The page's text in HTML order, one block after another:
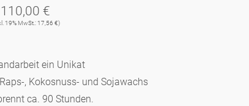
110,00 €
19% MwSt.: 17,56 €)
ein Unikat
, Kokosnuss- und Sojawachs
ca. 90 Stunden.